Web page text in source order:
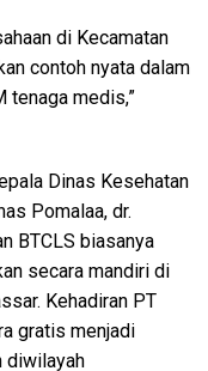
di Kecamatan
contoh nyata dalam
tenaga medis,”
Dinas Kesehatan
Pomalaa, dr.
BTCLS biasanya
secara mandiri di
Kehadiran PT
gratis menjadi
diwilayah